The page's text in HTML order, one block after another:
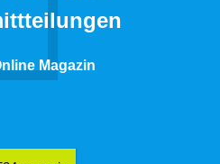
Magazin